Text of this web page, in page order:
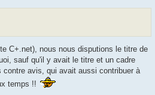
C+.net), nous nous disputions le titre de
sauf qu'il y avait le titre et un cadre
avis, qui avait aussi contribuer à
temps !!